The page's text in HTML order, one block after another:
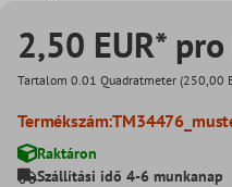
2,50 EUR*
Tartalom 0.01 Quadratmeter (250,00
Termékszám:
Raktáron
Szállítási idő 4-6 munkanap